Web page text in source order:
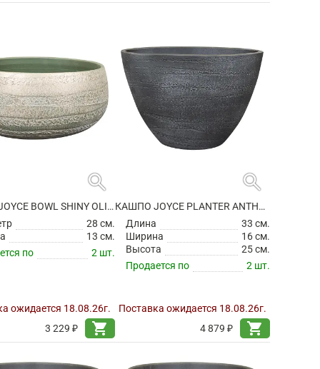
search
КАШПО JOYCE BOWL SHINY OLIVE
28 см.
13 см.
по
2 шт.
ожидается 18.08.26г.
3 229 ₽
shopping_cart
search
КАШПО JOYCE PLANTER ANTHRACITE
Длина
33 см.
Ширина
16 см.
Высота
25 см.
Продается по
2 шт.
Поставка ожидается 18.08.26г.
4 879 ₽
shopping_cart